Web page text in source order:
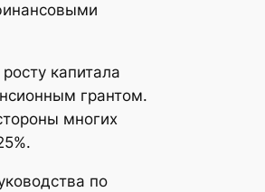
капитала
грантом.
многих
по